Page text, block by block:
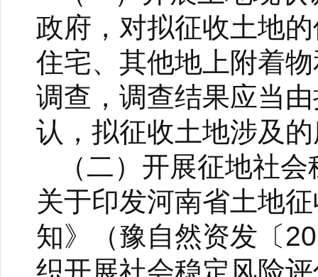
政府，对拟征收土地
住宅、其他地上附着
调查，调查结果应当
认，拟征收土地涉及
（二）开展征地社
关于印发河南省土地
知》（豫自然资发〔